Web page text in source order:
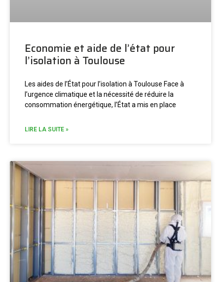
Economie et aide de l’état pour
l’isolation à Toulouse
Les aides de l’État pour l’isolation à Toulouse Face à
l’urgence climatique et la nécessité de réduire la
consommation énergétique, l’État a mis en place
LIRE LA SUITE »